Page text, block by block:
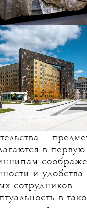
фишка
хранения —
стремления
взгляд или
на самих
(часто
или
Есть у этой
технические
—
в
и удобства
сотрудников.
в